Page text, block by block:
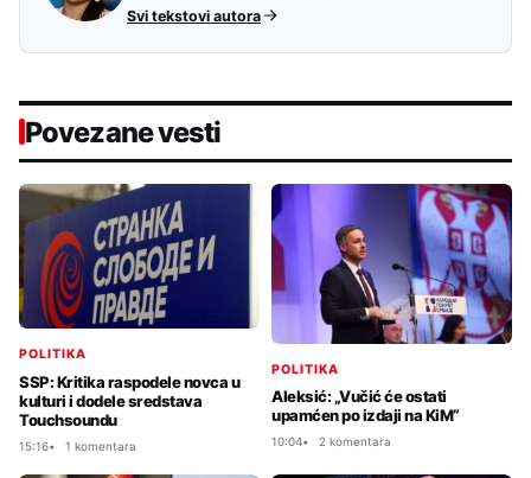
Svi tekstovi autora
Povezane vesti
POLITIKA
SSP: Kritika raspodele novca u
kulturi i dodele sredstava
Touchsoundu
15:16 1 komentara
POLITIKA
Aleksić: „Vučić će ostati
upamćen po izdaji na KiM“
10:04 2 komentara